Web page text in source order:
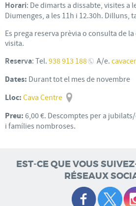
Horari: De dimarts a dissabte, visites a
Diumenges, a les 11h i 12.30h. Dilluns,
Es prega reserva prèvia o consulta de
visita.
Reserva: Tel. 938 913 188 A/e.
Dates: Durant tot el mes de novembre
Lloc: Cava Centre
Preu: 6,00 €. Descomptes per a
i famílies nombroses.
EST-CE QUE VOUS
RÉSEAUX